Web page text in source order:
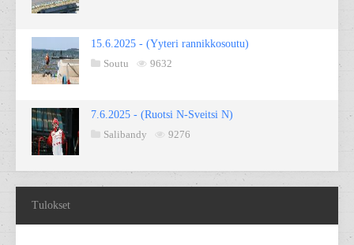
15.6.2025 - (Yyteri rannikkosoutu)
Soutu
9632
7.6.2025 - (Ruotsi N-Sveitsi N)
Salibandy
9276
Tulokset